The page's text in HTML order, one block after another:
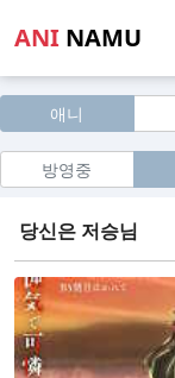
ANI NAMU
애니
방영중
당신은 저승님